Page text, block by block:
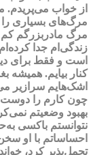
از خواب
مرگ‌های بسیاری را
مرگ مادربزرگم
زندگی‌ام جدا
است و فقط برای
کنار بیایم. همیشه
اشک‌هایم سرازیر
چون کارم را دوست
بهبود وضعیتم
نتوانستم باکسی
احساساتم با او
تحمل‌پذیر کرد،